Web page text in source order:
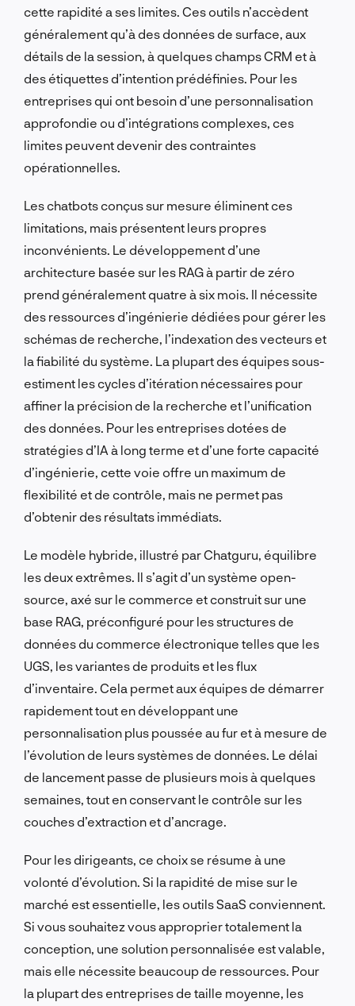
cette rapidité a ses limites. Ces outils n’accèdent
généralement qu’à des données de surface, aux
détails de la session, à quelques champs CRM et à
des étiquettes d’intention prédéfinies. Pour les
entreprises qui ont besoin d’une personnalisation
approfondie ou d’intégrations complexes, ces
limites peuvent devenir des contraintes
opérationnelles.
Les chatbots conçus sur mesure éliminent ces
limitations, mais présentent leurs propres
inconvénients. Le développement d’une
architecture basée sur les RAG à partir de zéro
prend généralement quatre à six mois. Il nécessite
des ressources d’ingénierie dédiées pour gérer les
schémas de recherche, l’indexation des vecteurs et
la fiabilité du système. La plupart des équipes sous-
estiment les cycles d’itération nécessaires pour
affiner la précision de la recherche et l’unification
des données. Pour les entreprises dotées de
stratégies d’IA à long terme et d’une forte capacité
d’ingénierie, cette voie offre un maximum de
flexibilité et de contrôle, mais ne permet pas
d’obtenir des résultats immédiats.
Le modèle hybride, illustré par Chatguru, équilibre
les deux extrêmes. Il s’agit d’un système open-
source, axé sur le commerce et construit sur une
base RAG, préconfiguré pour les structures de
données du commerce électronique telles que les
UGS, les variantes de produits et les flux
d’inventaire. Cela permet aux équipes de démarrer
rapidement tout en développant une
personnalisation plus poussée au fur et à mesure de
l’évolution de leurs systèmes de données. Le délai
de lancement passe de plusieurs mois à quelques
semaines, tout en conservant le contrôle sur les
couches d’extraction et d’ancrage.
Pour les dirigeants, ce choix se résume à une
volonté d’évolution. Si la rapidité de mise sur le
marché est essentielle, les outils SaaS conviennent.
Si vous souhaitez vous approprier totalement la
conception, une solution personnalisée est valable,
mais elle nécessite beaucoup de ressources. Pour
la plupart des entreprises de taille moyenne, les